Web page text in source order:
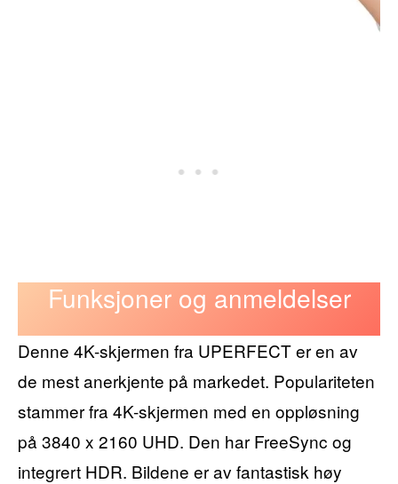
Funksjoner og anmeldelser
Denne 4K-skjermen fra UPERFECT er en av
de mest anerkjente på markedet. Populariteten
stammer fra 4K-skjermen med en oppløsning
på 3840 x 2160 UHD. Den har FreeSync og
integrert HDR. Bildene er av fantastisk høy